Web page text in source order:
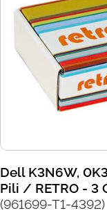
Dell K3N6W,
Pili / RETRO - 3
(961699-T1-4392)